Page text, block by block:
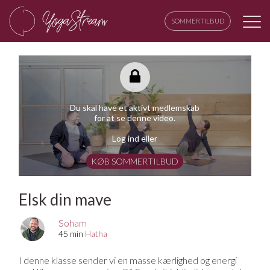
SOMMERTILBUD
Du skal have et aktivt medlemskab
for at se denne video.
Log ind eller
KØB SOMMERTILBUD
Elsk din mave
Soham
45 min Hatha
I denne klasse sender vi en masse kærlighed og energi